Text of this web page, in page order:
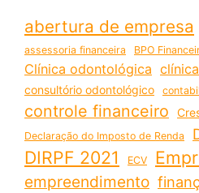
abertura de empresa
assessoria financeira
BPO
Clínica odontológica
consultório odontológico
controle financeiro
Declaração do Imposto de Renda
DIRPF 2021 ECV
empreendimento